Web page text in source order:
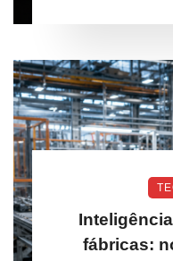
fábricas: